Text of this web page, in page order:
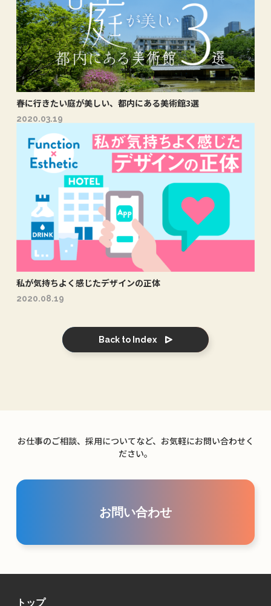
春に行きたい庭が美しい、都内にある美術館3選
2020.03.19
私が気持ちよく感じたデザインの正体
2020.08.19
Back to Index
お仕事のご相談、採用についてなど、お気軽にお問い合わせく
ださい。
お問い合わせ
トップ